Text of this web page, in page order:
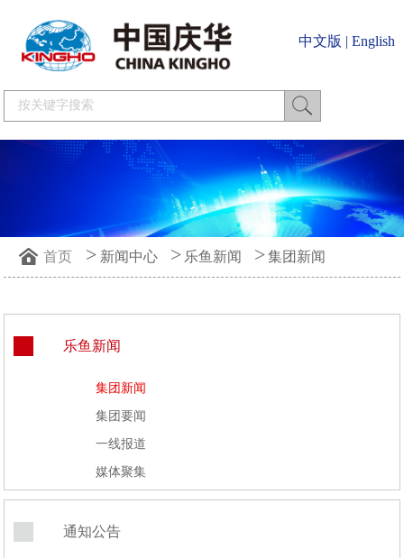
中文版 | English
首页 > 新闻中心 > 乐鱼新闻 > 集团新闻
乐鱼新闻
集团新闻
集团要闻
一线报道
媒体聚集
通知公告